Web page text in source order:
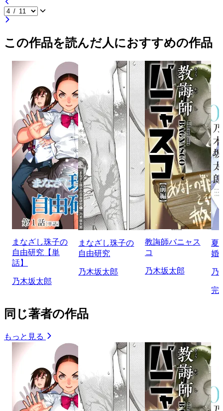
この作品を読んだ人におすすめの作品
まなざし珠子の
自由研究【単
話】
乃木坂太郎
まなざし珠子の
自由研究
乃木坂太郎
教誨師バニャス
コ
乃木坂太郎
夏
婚
乃
完
同じ著者の作品
もっと見る